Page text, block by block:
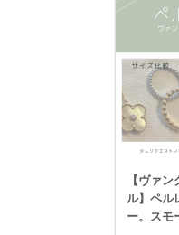
【ヴァ
ル】ペル
ー。スモ